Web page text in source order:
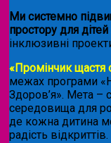
Ми системно
простору для дітей
інклюзивні
«Промінчик щастя
межах програми
Здоров’я». Мета –
середовища для
де кожна дитина
радість відкриттів.